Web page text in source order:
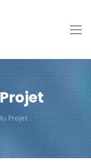
Projet